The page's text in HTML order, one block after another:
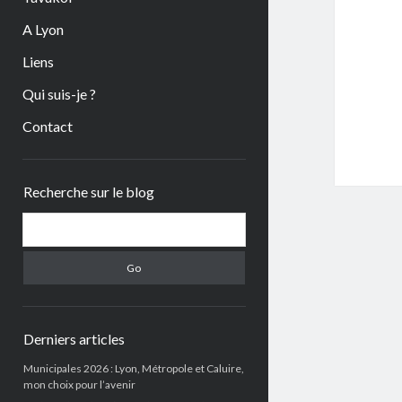
A Lyon
Liens
Qui suis-je ?
Contact
Recherche sur le blog
Derniers articles
Municipales 2026 : Lyon, Métropole et Caluire,
mon choix pour l’avenir